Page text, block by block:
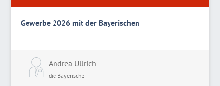
Gewerbe 2026 mit der Bayerischen
Andrea Ullrich
die Bayerische